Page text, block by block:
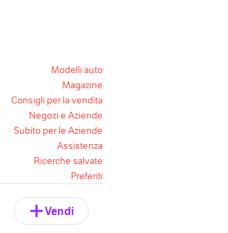
Modelli auto
Magazine
Consigli per la vendita
Negozi e Aziende
Subito per le Aziende
Assistenza
Ricerche salvate
Preferiti
Vendi